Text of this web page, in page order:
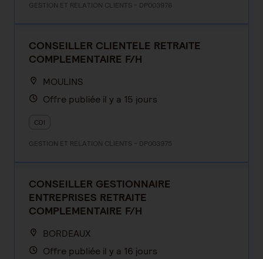
GESTION ET RELATION CLIENTS - DP003976
CONSEILLER CLIENTELE RETRAITE
COMPLEMENTAIRE F/H
MOULINS
Offre publiée il y a 15 jours
CDI
GESTION ET RELATION CLIENTS - DP003975
CONSEILLER GESTIONNAIRE
ENTREPRISES RETRAITE
COMPLEMENTAIRE F/H
BORDEAUX
Offre publiée il y a 16 jours